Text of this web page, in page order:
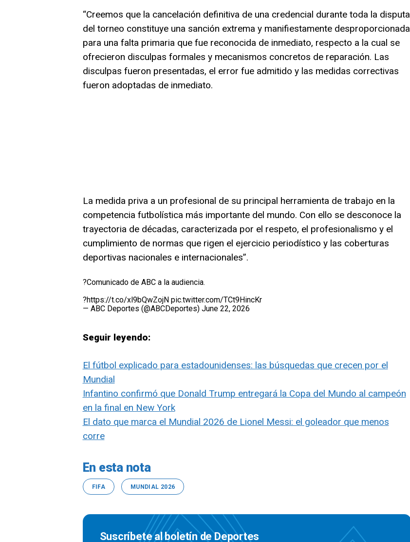
“Creemos que la cancelación definitiva de una credencial durante toda la disputa
del torneo constituye una sanción extrema y manifiestamente desproporcionada
para una falta primaria que fue reconocida de inmediato, respecto a la cual se
ofrecieron disculpas formales y mecanismos concretos de reparación. Las
disculpas fueron presentadas, el error fue admitido y las medidas correctivas
fueron adoptadas de inmediato.
La medida priva a un profesional de su principal herramienta de trabajo en la
competencia futbolística más importante del mundo. Con ello se desconoce la
trayectoria de décadas, caracterizada por el respeto, el profesionalismo y el
cumplimiento de normas que rigen el ejercicio periodístico y las coberturas
deportivas nacionales e internacionales”.
?Comunicado de ABC a la audiencia.
?https://t.co/xl9bQwZojN pic.twitter.com/TCt9HincKr
— ABC Deportes (@ABCDeportes) June 22, 2026
Seguir leyendo:
El fútbol explicado para estadounidenses: las búsquedas que crecen por el
Mundial
Infantino confirmó que Donald Trump entregará la Copa del Mundo al campeón
en la final en New York
El dato que marca el Mundial 2026 de Lionel Messi: el goleador que menos
corre
En esta nota
FIFA MUNDIAL 2026
Suscríbete al boletín de Deportes